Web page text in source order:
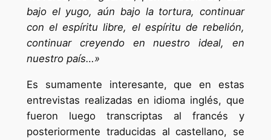
bajo el yugo, aún bajo la tortura, continuar
con el espíritu libre, el espíritu de rebelión,
continuar creyendo en nuestro ideal, en
nuestro país…»
Es sumamente interesante, que en estas
entrevistas realizadas en idioma inglés, que
fueron luego transcriptas al francés y
posteriormente traducidas al castellano, se